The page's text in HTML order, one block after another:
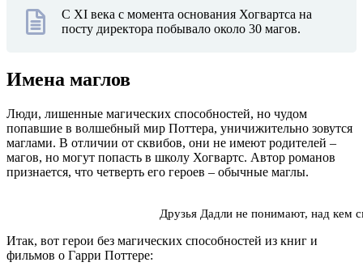
С XI века с момента основания Хогвартса на
посту директора побывало около 30 магов.
Имена маглов
Люди, лишенные магических способностей, но чудом
попавшие в волшебный мир Поттера, уничижительно зовутся
маглами. В отличии от сквибов, они не имеют родителей –
магов, но могут попасть в школу Хогвартс. Автор романов
признается, что четверть его героев – обычные маглы.
Друзья Дадли не понимают, над кем
Итак, вот герои без магических способностей из книг и
фильмов о Гарри Поттере: